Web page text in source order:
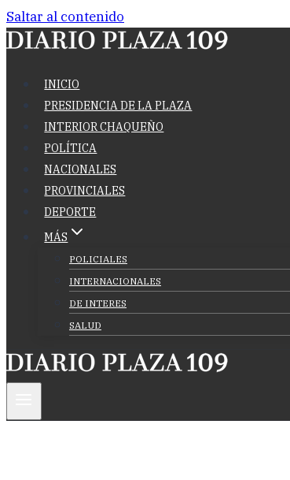
Saltar al contenido
INICIO
PRESIDENCIA DE LA PLAZA
INTERIOR CHAQUEÑO
POLÍTICA
NACIONALES
PROVINCIALES
DEPORTE
MÁS
POLICIALES
INTERNACIONALES
DE INTERES
SALUD